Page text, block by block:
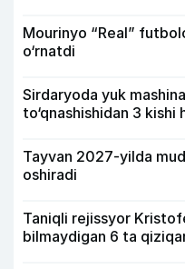
Mourinyo “Real”
o‘rnatdi
Sirdaryoda yuk
to‘qnashishidan 3 kishi
Tayvan 2027-yilda
oshiradi
Taniqli rejissyor
bilmaydigan 6 ta